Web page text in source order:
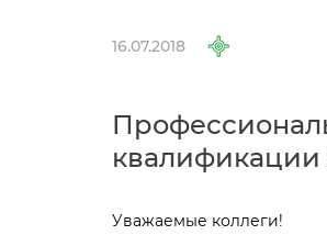
16.07.2018
квалификации
Уважаемые коллеги!